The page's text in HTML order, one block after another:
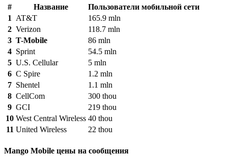
# Название
Пользователи мобильной сети
1
AT&T
165.9 mln
2 Verizon
118.7 mln
3 T-Mobile
86 mln
4 Sprint
54.5 mln
5 U.S. Cellular
5 mln
6 C Spire
1.2 mln
7 Shentel
1.1 mln
8 CellCom
300 thou
9 GCI
219 thou
10 West Central Wireless 40 thou
11 United Wireless 22 thou
Mango Mobile цены на сообщения